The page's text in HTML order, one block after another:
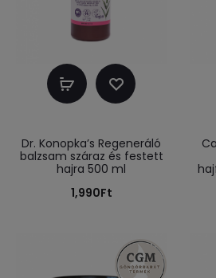
Kosárba
Dr. Konopka’s Regeneráló
balzsam száraz és festett
hajra 500 ml
1,990Ft